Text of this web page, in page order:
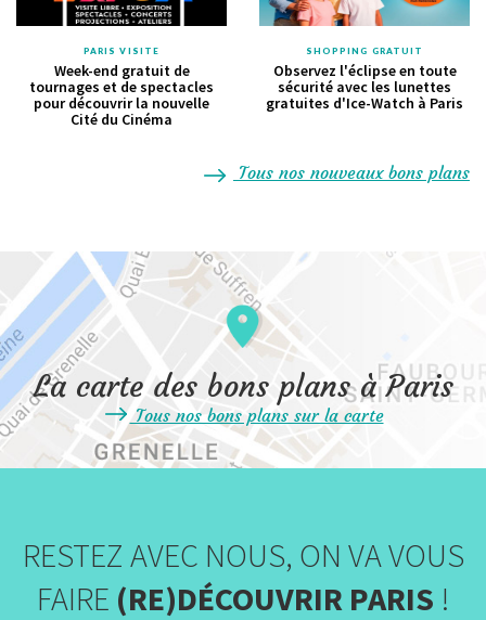
PARIS VISITE
Week-end gratuit de
tournages et de spectacles
pour découvrir la nouvelle
Cité du Cinéma
SHOPPING GRATUIT
Observez l'éclipse en toute
sécurité avec les lunettes
gratuites d'Ice-Watch à Paris
Tous nos nouveaux bons plans
La carte des bons plans à Paris
Tous nos bons plans sur la carte
RESTEZ AVEC NOUS, ON VA VOUS
FAIRE (RE)DÉCOUVRIR PARIS !